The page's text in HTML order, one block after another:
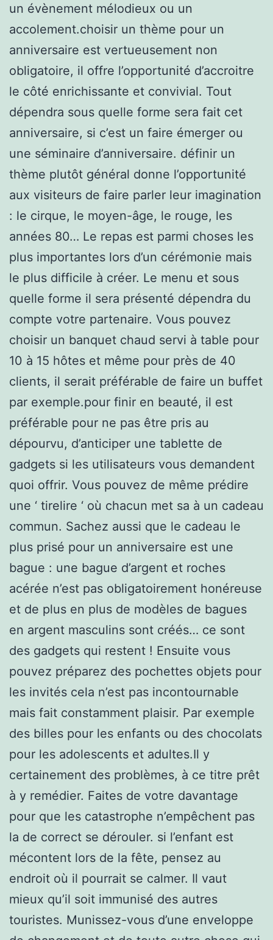
un évènement mélodieux ou un
accolement.choisir un thème pour un
anniversaire est vertueusement non
obligatoire, il offre l’opportunité d’accroitre
le côté enrichissante et convivial. Tout
dépendra sous quelle forme sera fait cet
anniversaire, si c’est un faire émerger ou
une séminaire d’anniversaire. définir un
thème plutôt général donne l’opportunité
aux visiteurs de faire parler leur imagination
: le cirque, le moyen-âge, le rouge, les
années 80… Le repas est parmi choses les
plus importantes lors d’un cérémonie mais
le plus difficile à créer. Le menu et sous
quelle forme il sera présenté dépendra du
compte votre partenaire. Vous pouvez
choisir un banquet chaud servi à table pour
10 à 15 hôtes et même pour près de 40
clients, il serait préférable de faire un buffet
par exemple.pour finir en beauté, il est
préférable pour ne pas être pris au
dépourvu, d’anticiper une tablette de
gadgets si les utilisateurs vous demandent
quoi offrir. Vous pouvez de même prédire
une ‘ tirelire ‘ où chacun met sa à un cadeau
commun. Sachez aussi que le cadeau le
plus prisé pour un anniversaire est une
bague : une bague d’argent et roches
acérée n’est pas obligatoirement honéreuse
et de plus en plus de modèles de bagues
en argent masculins sont créés… ce sont
des gadgets qui restent ! Ensuite vous
pouvez préparez des pochettes objets pour
les invités cela n’est pas incontournable
mais fait constamment plaisir. Par exemple
des billes pour les enfants ou des chocolats
pour les adolescents et adultes.Il y
certainement des problèmes, à ce titre prêt
à y remédier. Faites de votre davantage
pour que les catastrophe n’empêchent pas
la de correct se dérouler. si l’enfant est
mécontent lors de la fête, pensez au
endroit où il pourrait se calmer. Il vaut
mieux qu’il soit immunisé des autres
touristes. Munissez-vous d’une enveloppe